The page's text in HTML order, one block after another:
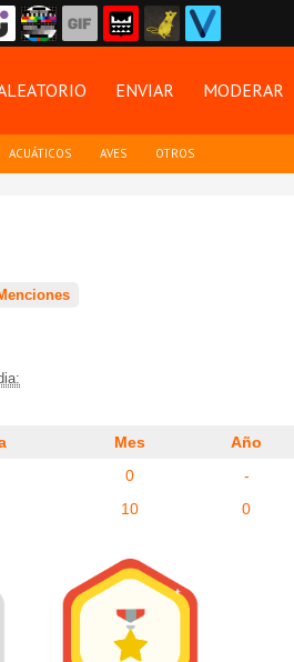
ENVIAR MODERAR
ACUÁTICOS AVES OTROS
Mes
Año
0
-
10 0